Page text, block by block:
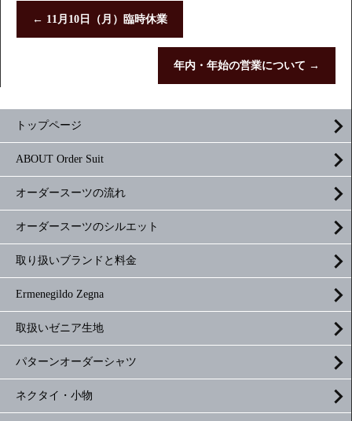
← 11月10日（月）臨時休業
年内・年始の営業について →
トップページ
ABOUT Order Suit
オーダースーツの流れ
オーダースーツのシルエット
取り扱いブランドと料金
Ermenegildo Zegna
取扱いゼニア生地
パターンオーダーシャツ
ネクタイ・小物